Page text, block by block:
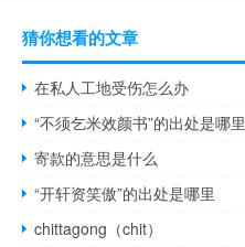
猜你想看的文章
在私人工地受伤怎么办
“不须乞米效颜书”的出处是哪里
寄款的意思是什么
“开轩资笑傲”的出处是哪里
chittagong（chit）